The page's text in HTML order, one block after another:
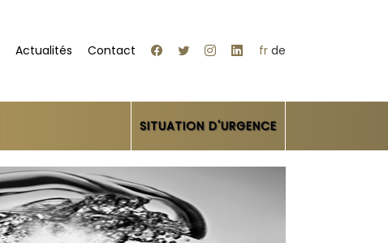
Actualités Contact fr de
SITUATION D'URGENCE